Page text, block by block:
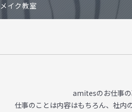
メイク教室
amitesのお仕事
仕事のことは内容はもちろん、 社内